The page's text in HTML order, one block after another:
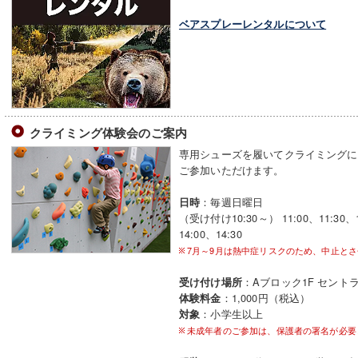
ベアスプレーレンタルについて
クライミング体験会のご案内
専用シューズを履いてクライミング
ご参加いただけます。
日時 ：毎週日曜日
（受け付け10:30～） 11:00、11:30
14:00、14:30
7月～9月は熱中症リスクのため、中止と
受け付け場所：Aブロック1F セント
体験料金 ：1,000円（税込）
対象 ：小学生以上
未成年者のご参加は、保護者の署名が必